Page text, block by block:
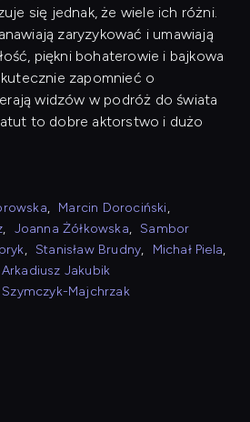
się jednak, że wiele ich różni.
zaryzykować i umawiają
piękni bohaterowie i bajkowa
zapomnieć o
widzów w podróż do świata
to dobre aktorstwo i dużo
, Marcin Dorociński,
, Joanna Żółkowska, Sambor
, Stanisław Brudny, Michał Piela,
Arkadiusz Jakubik
Majchrzak